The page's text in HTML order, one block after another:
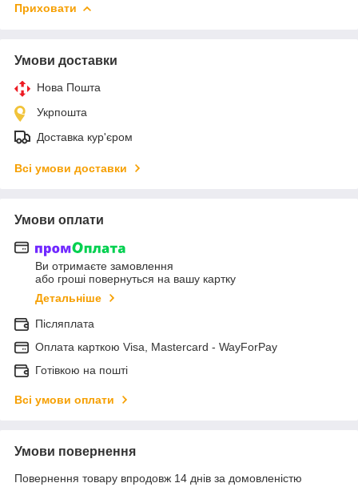
Приховати
Умови доставки
Нова Пошта
Укрпошта
Доставка кур'єром
Всі умови доставки
Умови оплати
Ви отримаєте замовлення
або гроші повернуться на вашу картку
Детальніше
Післяплата
Оплата карткою Visa, Mastercard - WayForPay
Готівкою на пошті
Всі умови оплати
Умови повернення
Повернення товару впродовж 14 днів за домовленістю